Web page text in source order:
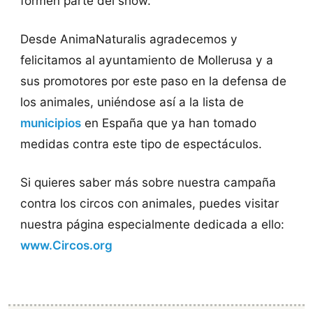
Desde AnimaNaturalis agradecemos y
felicitamos al ayuntamiento de Mollerusa y a
sus promotores por este paso en la defensa de
los animales, uniéndose así a la lista de
municipiosen España que ya han tomado
medidas contra este tipo de espectáculos.
Si quieres saber más sobre nuestra campaña
contra los circos con animales, puedes visitar
nuestra página especialmente dedicada a ello:
www.Circos.org